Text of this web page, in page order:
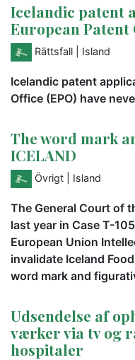
Icelandic patent
European Patent
Rättsfall | Island
Icelandic patent
Office (EPO) have
The word mark
ICELAND
Övrigt | Island
The General Court of
last year in Case T-
European Union
invalidate Iceland
word mark and
Udsendelse af
værker via tv og
hospitaler